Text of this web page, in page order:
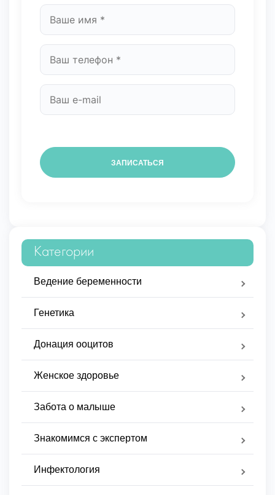
Категории
Ведение беременности
Генетика
Донация ооцитов
Женское здоровье
Забота о малыше
Знакомимся с экспертом
Инфектология